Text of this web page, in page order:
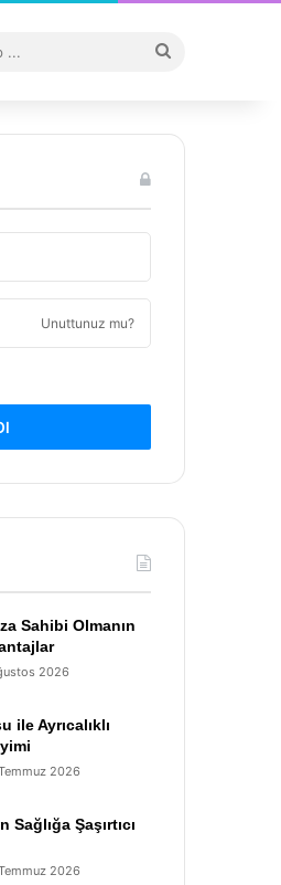
...
Unuttunuz mu?
Sahibi Olmanın
2026
ile Ayrıcalıklı
2026
Sağlığa Şaşırtıcı
2026